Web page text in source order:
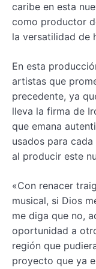
caribe en esta
como productor
la versatilidad de
En esta
artistas que
precedente, ya
lleva la firma de
que emana
usados para
al producir este
«Con renacer
musical, si Dios
me diga que no,
oportunidad a
región que
proyecto que ya